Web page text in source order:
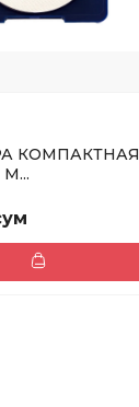
КОМПАКТНАЯ